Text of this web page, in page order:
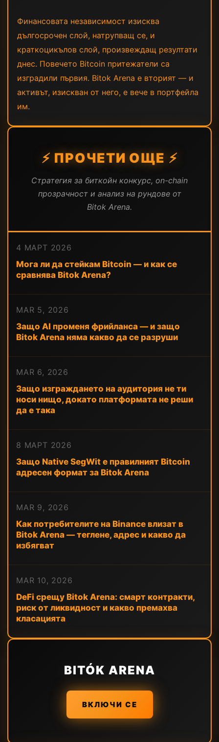
Финансовата независимост изисква
дългосрочен слой, натрупващ се, и
краткоцикълов слой, произвеждащ резултати
днес. Повечето Bitcoin притежатели са
изградили първия. Bitok Arena е вторият — и
активът, изискван от него, е вече в портфейла
им.
⚡ ПРОЧЕТИ ОЩЕ ⚡
Стратегия за биткойн конкурс, on-chain
прозрачност и анализ на рундове от
Bitok Arena.
4 МАРТ 2026
Мога ли да стейкам Bitcoin — и как се
сравнява Bitok Arena?
MAR 5, 2026
Защо AI променя фрийланса — и защо
Bitok Arena няма какво да се разруши
MAR 6, 2026
Защо изграждането на аудитория не ти
носи нищо, докато платформата не реши
да е така
8 МАРТ 2026
Защо Native SegWit е правилният Bitcoin
адресен формат за Bitok Arena
MAR 9, 2026
Как потребителите на Binance влизат в
Bitok Arena — теглене, адрес и какво да
избягват
MAR 10, 2026
DeFi срещу Bitok Arena: смарт контракти,
риск от ликвидност и какво премахва
класацията
BITÓK ARENA
ВКЛЮЧИ СЕ